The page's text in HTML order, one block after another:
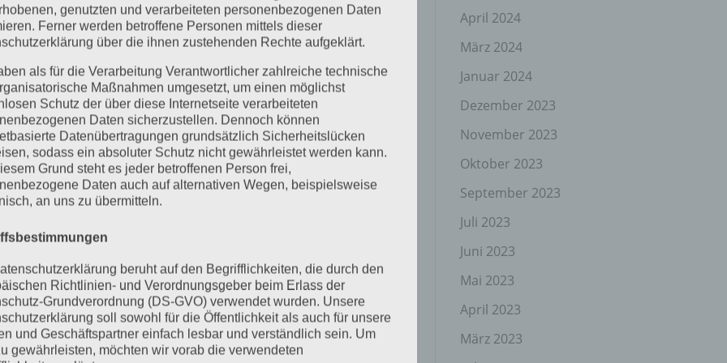
April 2024
März 2024
Januar 2024
Dezember 2023
November 2023
Oktober 2023
September 2023
Juli 2023
Juni 2023
Mai 2023
April 2023
März 2023
genutzten und verarbeiteten personenbezogenen Daten
Ferner werden betroffene Personen mittels dieser
über die ihnen zustehenden Rechte aufgeklärt.
als für die Verarbeitung Verantwortlicher zahlreiche technische
Maßnahmen umgesetzt, um einen möglichst
Schutz der über diese Internetseite verarbeiteten
Daten sicherzustellen. Dennoch können
Datenübertragungen grundsätzlich Sicherheitslücken
sodass ein absoluter Schutz nicht gewährleistet werden kann.
Grund steht es jeder betroffenen Person frei,
Daten auch auf alternativen Wegen, beispielsweise
an uns zu übermitteln.
beruht auf den Begrifflichkeiten, die durch den
Richtlinien- und Verordnungsgeber beim Erlass der
Grundverordnung (DS-GVO) verwendet wurden. Unsere
soll sowohl für die Öffentlichkeit als auch für unsere
und Geschäftspartner einfach lesbar und verständlich sein. Um
gewährleisten, möchten wir vorab die verwendeten